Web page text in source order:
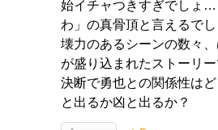
始イチャつきすぎでしょ
わ」の真骨頂と言えるで
壊力のあるシーンの数々
が盛り込まれたストーリ
決断で勇也との関係性は
と出るか凶と出るか？